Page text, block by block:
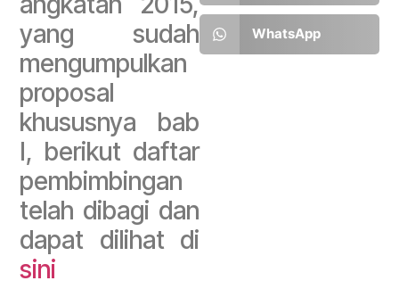
yang sudah
mengumpulkan
proposal
khususnya bab
I, berikut daftar
pembimbingan
telah dibagi dan
dapat dilihat di
sini
WhatsApp